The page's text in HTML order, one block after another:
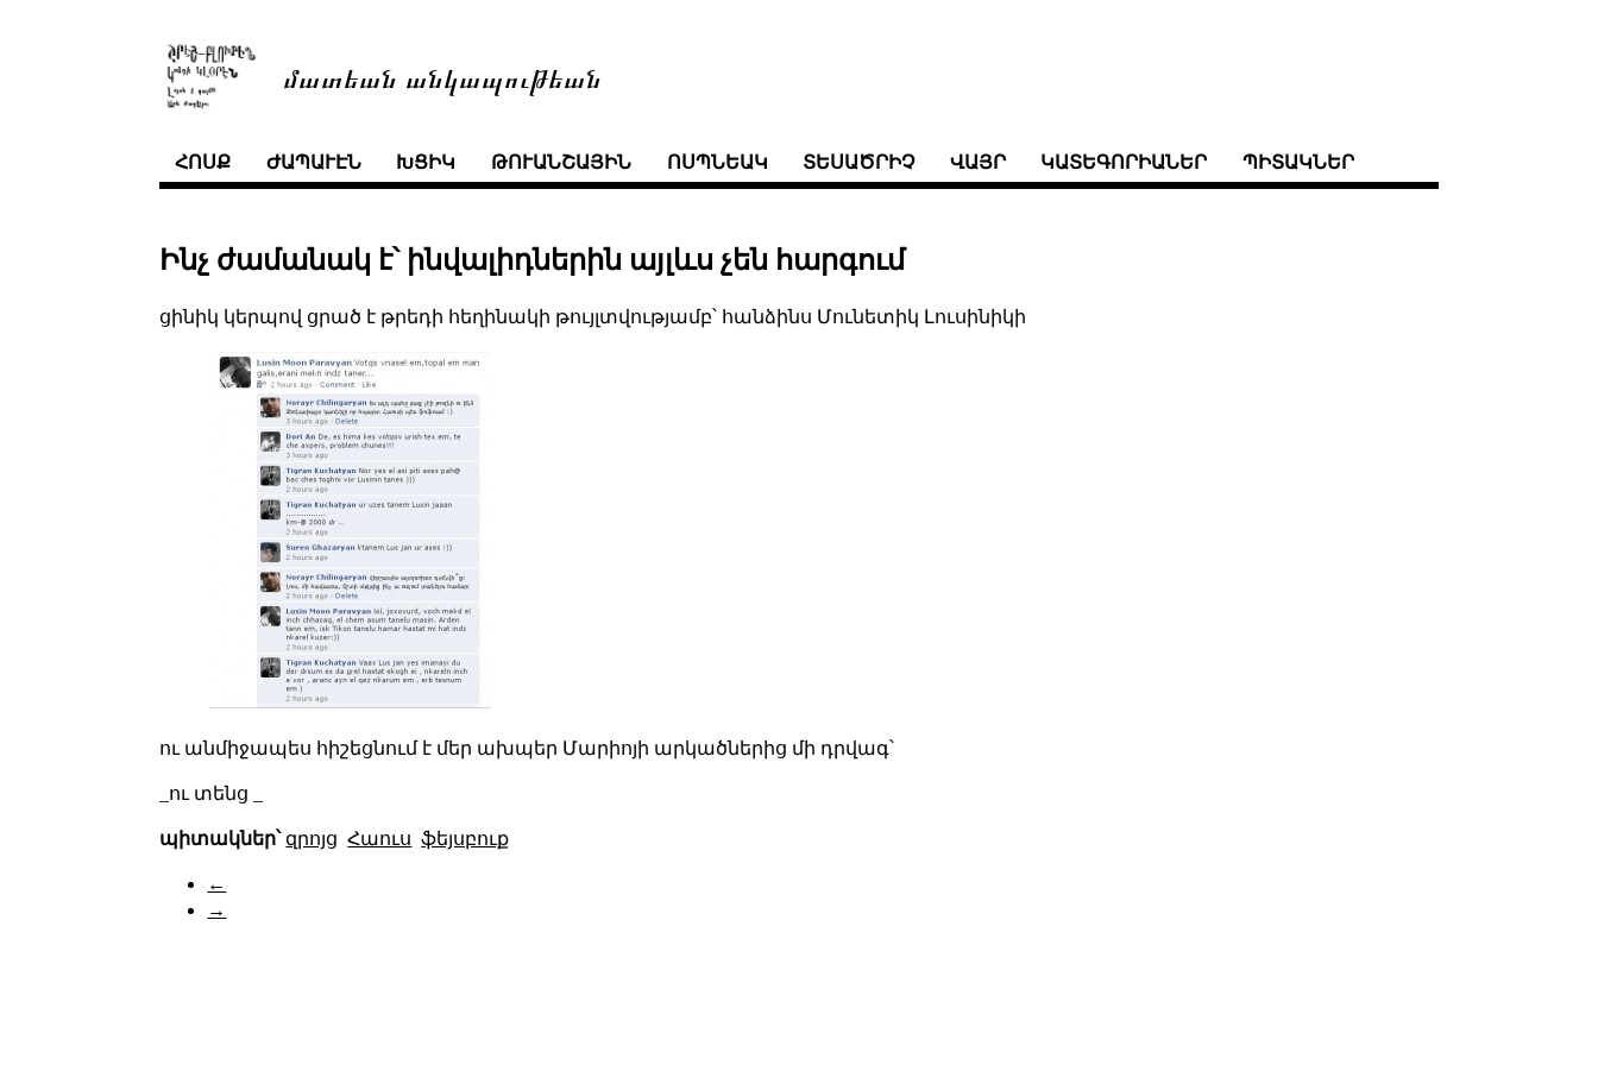
մատեան անկապութեան
ՀՈՍՔ ԺԱՊԱՒԷՆ ԽՑԻԿ ԹՈՒԱՆՇԱՅԻՆ ՈՍՊՆԵԱԿ ՏԵՍԱԾՐԻՉ ՎԱՅՐ ԿԱՏԵԳՈՐԻԱՆԵՐ ՊԻՏԱԿՆԵՐ
Ինչ ժամանակ է՝ ինվալիդներին այլևս չեն հարգում
ցինիկ կերպով ցրած է թրեդի հեղինակի թույլտվությամբ՝ հանձինս Մունետիկ Լուսինիկի
ու անմիջապես հիշեցնում է մեր ախպեր Մարիոյի արկածներից մի դրվագ՝
_ու տենց _
պիտակներ՝ զրոյց Հաուս ֆեյսբուք
←
→